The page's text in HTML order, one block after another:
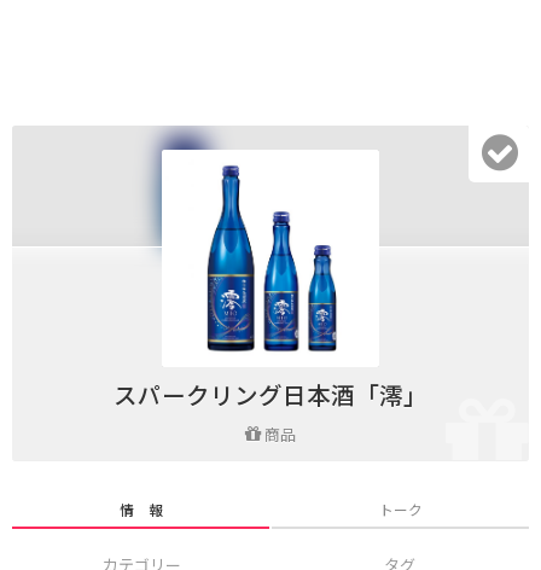
スパークリング日本酒「澪」
商品
情 報 トーク
カテゴリー タグ